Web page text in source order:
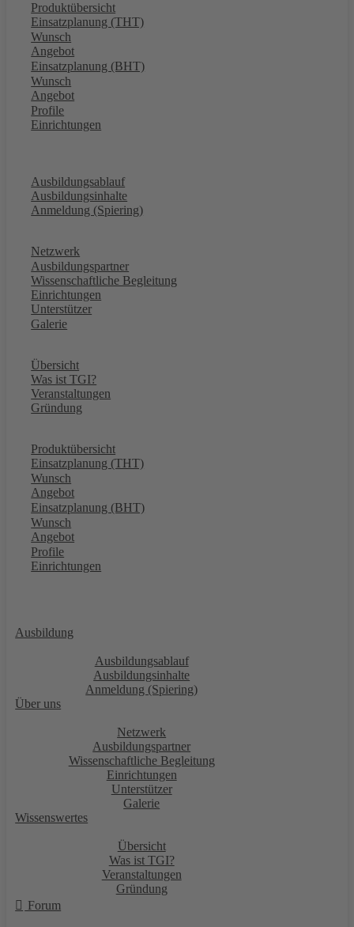
Produktübersicht
Einsatzplanung (THT)
Wunsch
Angebot
Einsatzplanung (BHT)
Wunsch
Angebot
Profile
Einrichtungen
Ausbildungsablauf
Ausbildungsinhalte
Anmeldung (Spiering)
Netzwerk
Ausbildungspartner
Wissenschaftliche Begleitung
Einrichtungen
Unterstützer
Galerie
Übersicht
Was ist TGI?
Veranstaltungen
Gründung
Produktübersicht
Einsatzplanung (THT)
Wunsch
Angebot
Einsatzplanung (BHT)
Wunsch
Angebot
Profile
Einrichtungen
Ausbildung
Ausbildungsablauf
Ausbildungsinhalte
Anmeldung (Spiering)
Über uns
Netzwerk
Ausbildungspartner
Wissenschaftliche Begleitung
Einrichtungen
Unterstützer
Galerie
Wissenswertes
Übersicht
Was ist TGI?
Veranstaltungen
Gründung
Forum